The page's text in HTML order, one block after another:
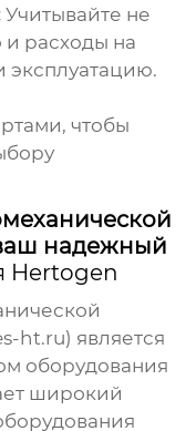
Учитывайте не
и расходы на
эксплуатацию.
чтобы
надежный
Hertogen
ht.ru) является
оборудования
широкий